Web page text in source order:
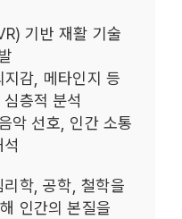
기반 재활 기술
감, 메타인지 등
층적 분석
악 선호, 인간 소통
학, 공학, 철학을
인간의 본질을